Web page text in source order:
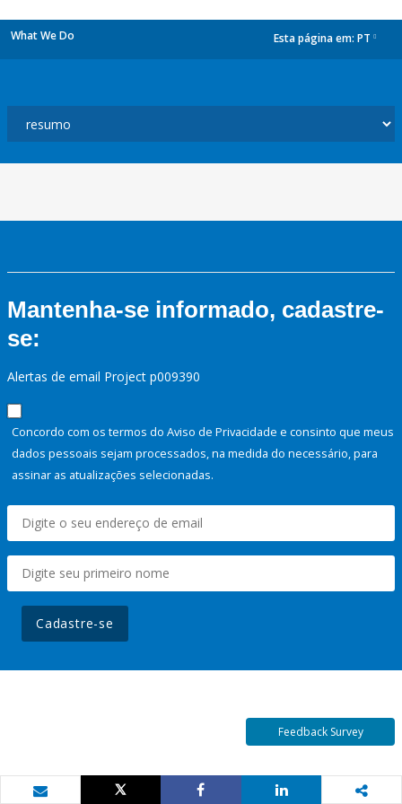
What We Do Esta página em: PT
Mantenha-se informado, cadastre-
se:
Alertas de email Project p009390
Concordo com os termos do Aviso de Privacidade e consinto que meus
dados pessoais sejam processados, na medida do necessário, para
assinar as atualizações selecionadas.
Cadastre-se
Feedback Survey